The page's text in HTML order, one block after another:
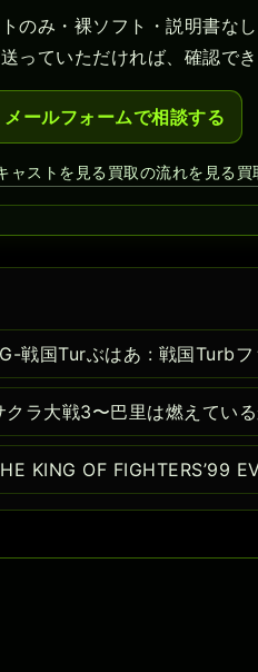
のみ・裸ソフト・説明書な
っていただければ、確認で
メールフォームで相談する
ャストを見る買取の流れを見る買
戦国Turぶはあ : 戦国Turbフ
クラ大戦3〜巴里は燃えてい
KING OF FIGHTERS’99